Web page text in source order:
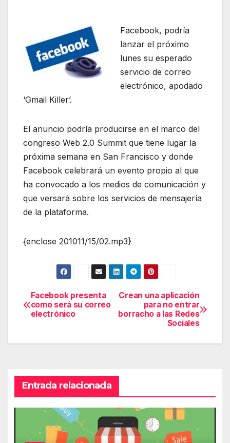
Facebook, podría
lanzar el próximo
lunes su esperado
servicio de correo
electrónico, apodado
‘Gmail Killer’.
El anuncio podría producirse en el marco del
congreso Web 2.0 Summit que tiene lugar la
próxima semana en San Francisco y donde
Facebook celebrará un evento propio al que
ha convocado a los medios de comunicación y
que versará sobre los servicios de mensajería
de la plataforma.
{enclose 201011/15/02.mp3}
Navegación
de
entradas
Crean una aplicación
para no entrar
borracho a las Redes
Sociales
Facebook presenta
como será su correo
electrónico
Entrada relacionada